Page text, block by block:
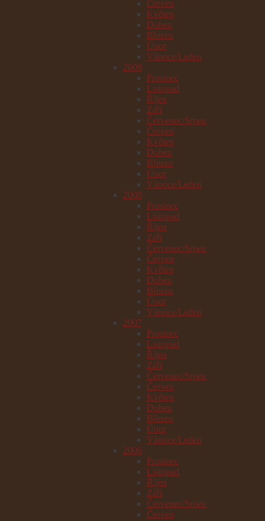
Červen
Květen
Duben
Březen
Únor
Vánoce/Leden
2009
Prosinec
Listopad
Říjen
Září
Červenec/Srpen
Červen
Květen
Duben
Březen
Únor
Vánoce/Leden
2008
Prosinec
Listopad
Říjen
Září
Červenec/Srpen
Červen
Květen
Duben
Březen
Únor
Vánoce/Leden
2007
Prosinec
Listopad
Říjen
Září
Červenec/Srpen
Červen
Květen
Duben
Březen
Únor
Vánoce/Leden
2006
Prosinec
Listopad
Říjen
Září
Červenec/Srpen
Červen